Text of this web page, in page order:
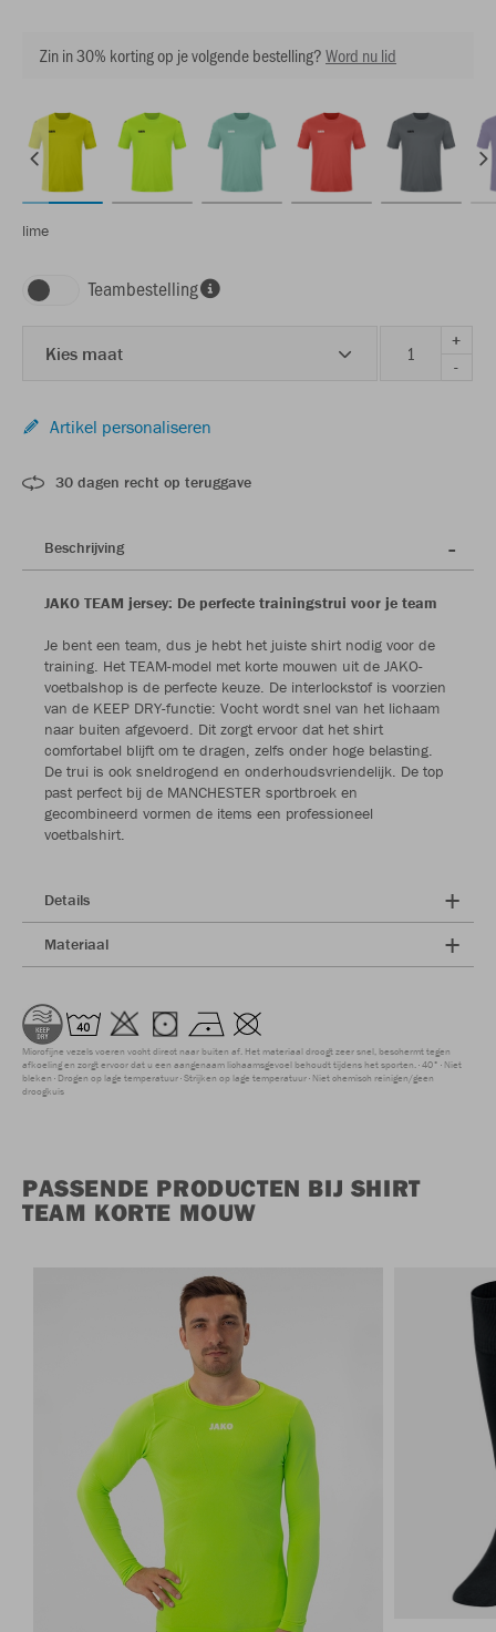
Zin in 30% korting op je volgende bestelling?Word nu lid
lime
Teambestelling
Kies maat
+
-
Artikel personaliseren
30 dagen recht op teruggave
Beschrijving
JAKO TEAM jersey: De perfecte trainingstrui voor je team
Je bent een team, dus je hebt het juiste shirt nodig voor de
training. Het TEAM-model met korte mouwen uit de JAKO-
voetbalshop is de perfecte keuze. De interlockstof is voorzien
van de KEEP DRY-functie: Vocht wordt snel van het lichaam
naar buiten afgevoerd. Dit zorgt ervoor dat het shirt
comfortabel blijft om te dragen, zelfs onder hoge belasting.
De trui is ook sneldrogend en onderhoudsvriendelijk. De top
past perfect bij de MANCHESTER sportbroek en
gecombineerd vormen de items een professioneel
voetbalshirt.
Details
Materiaal
Microfijne vezels voeren vocht direct naar buiten af. Het materiaal droogt zeer snel, beschermt tegen
afkoeling en zorgt ervoor dat u een aangenaam lichaamsgevoel behoudt tijdens het sporten. 40° Niet
bleken Drogen op lage temperatuur Strijken op lage temperatuur Niet chemisch reinigen/geen
droogkuis
PASSENDE PRODUCTEN BIJ SHIRT
TEAM KORTE MOUW